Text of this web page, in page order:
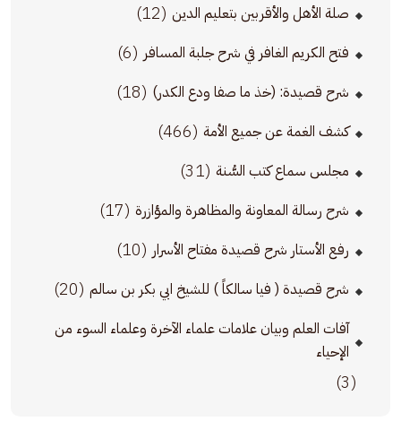
صلة الأهل والأقربين بتعليم الدين (12)
فتح الكريم الغافر في شرح جلبة المسافر (6)
شرح قصيدة: (خذ ما صفا ودع الكدر) (18)
كشف الغمة عن جميع الأمة (466)
مجلس سماع كتب السُّنة (31)
شرح رسالة المعاونة والمظاهرة والمؤازرة (17)
رفع الأستار شرح قصيدة مفتاح الأسرار (10)
شرح قصيدة ( فيا سالكاً ) للشيخ ابي بكر بن سالم (20)
آفات العلم وبيان علامات علماء الآخرة وعلماء السوء من
الإحياء
(3)